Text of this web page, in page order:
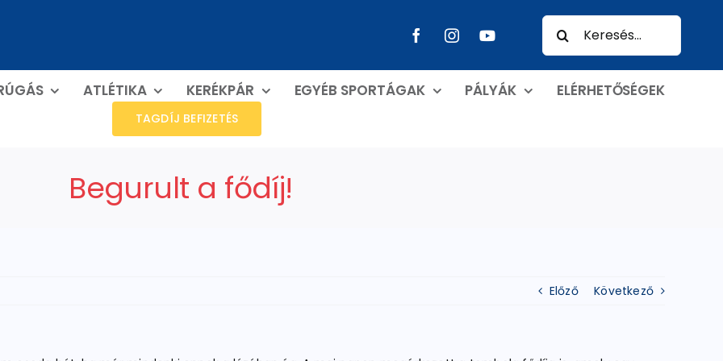
Keresés...
ATLÉTIKA KERÉKPÁR EGYÉB SPORTÁGAK PÁLYÁK ELÉRHETŐSÉGEK
TAGDÍJ BEFIZETÉS
Begurult a fődíj!
Előző Következő